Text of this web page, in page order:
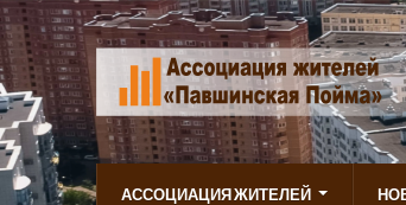
АССОЦИАЦИЯ ЖИТЕЛЕЙ